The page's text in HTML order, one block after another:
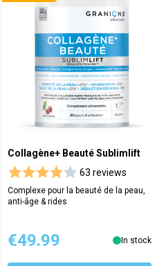
Collagène+ Beauté Sublimlift
63 reviews
Complexe pour la beauté de la peau,
anti-âge & rides
€49.99 In stock